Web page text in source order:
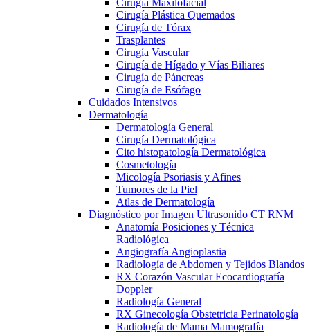
Cirugía Maxilofacial
Cirugía Plástica Quemados
Cirugía de Tórax
Trasplantes
Cirugía Vascular
Cirugía de Hígado y Vías Biliares
Cirugía de Páncreas
Cirugía de Esófago
Cuidados Intensivos
Dermatología
Dermatología General
Cirugía Dermatológica
Cito histopatología Dermatológica
Cosmetología
Micología Psoriasis y Afines
Tumores de la Piel
Atlas de Dermatología
Diagnóstico por Imagen Ultrasonido CT RNM
Anatomía Posiciones y Técnica
Radiológica
Angiografía Angioplastia
Radiología de Abdomen y Tejidos Blandos
RX Corazón Vascular Ecocardiografía
Doppler
Radiología General
RX Ginecología Obstetricia Perinatología
Radiología de Mama Mamografía